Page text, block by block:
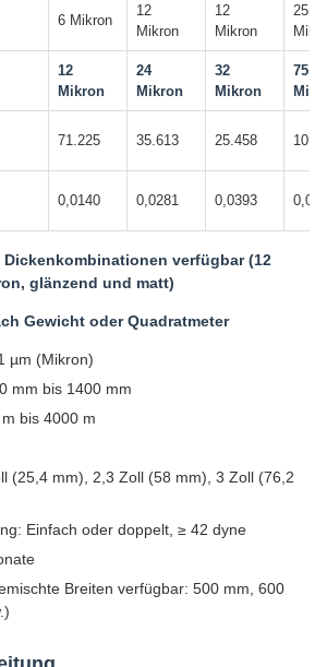
6 Mikron
12
Mikron
12
Mikron
25
12
Mikron
24
Mikron
32
Mikron
75
71.225 35.613 25.458
0,0140 0,0281 0,0393
verfügbar (12
glänzend und matt)
Gewicht oder Quadratmeter
µm (Mikron)
mm bis 1400 mm
bis 4000 m
(25,4 mm), 2,3 Zoll (58 mm), 3 Zoll (76,2
Einfach oder doppelt, ≥ 42 dyne
Breiten verfügbar: 500 mm, 600